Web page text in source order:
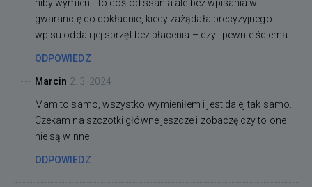
niby wymienili to coś od ssania ale bez wpisania w
gwarancję co dokładnie, kiedy zażądała precyzyjnego
wpisu oddali jej sprzęt bez płacenia – czyli pewnie ściema.
ODPOWIEDZ
Marcin 2. 3. 2024
Mam to samo, wszystko wymieniłem i jest dalej tak samo.
Czekam na szczotki główne jeszcze i zobaczę czy to one
nie są winne
ODPOWIEDZ